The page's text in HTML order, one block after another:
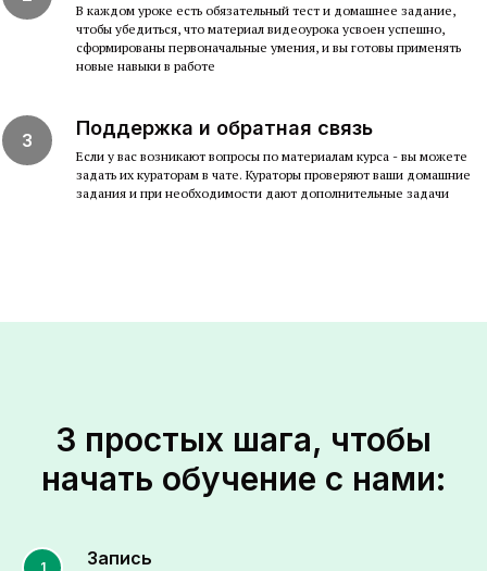
В каждом уроке есть обязательный тест и домашнее задание,
чтобы убедиться, что материал видеоурока усвоен успешно,
сформированы первоначальные умения, и вы готовы применять
новые навыки в работе
Поддержка и обратная связь
Если у вас возникают вопросы по материалам курса - вы можете
задать их кураторам в чате. Кураторы проверяют ваши домашние
задания и при необходимости дают дополнительные задачи
3 простых шага, чтобы
начать обучение с нами:
1 Запись